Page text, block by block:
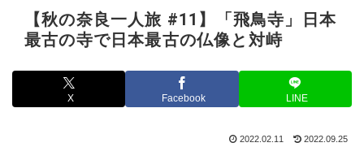
【秋の奈良一人旅 #11】「飛鳥寺」日本
最古の寺で日本最古の仏像と対峙
X Facebook LINE
2022.02.11 2022.09.25